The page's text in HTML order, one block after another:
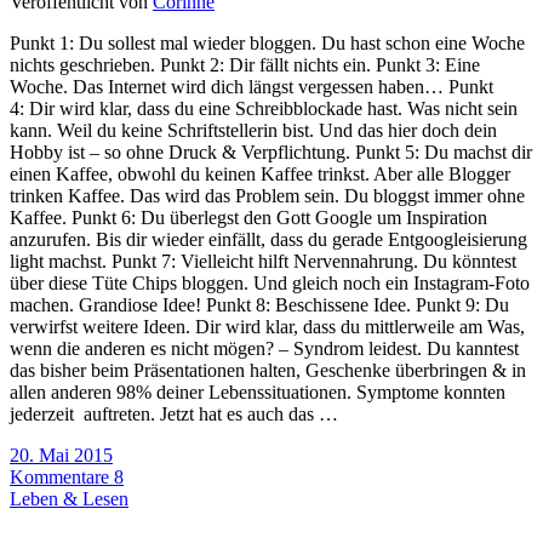
Punkt 1: Du sollest mal wieder bloggen. Du hast schon eine Woche
nichts geschrieben. Punkt 2: Dir fällt nichts ein. Punkt 3: Eine
Woche. Das Internet wird dich längst vergessen haben… Punkt
4: Dir wird klar, dass du eine Schreibblockade hast. Was nicht sein
kann. Weil du keine Schriftstellerin bist. Und das hier doch dein
Hobby ist – so ohne Druck & Verpflichtung. Punkt 5: Du machst dir
einen Kaffee, obwohl du keinen Kaffee trinkst. Aber alle Blogger
trinken Kaffee. Das wird das Problem sein. Du bloggst immer ohne
Kaffee. Punkt 6: Du überlegst den Gott Google um Inspiration
anzurufen. Bis dir wieder einfällt, dass du gerade Entgoogleisierung
light machst. Punkt 7: Vielleicht hilft Nervennahrung. Du könntest
über diese Tüte Chips bloggen. Und gleich noch ein Instagram-Foto
machen. Grandiose Idee! Punkt 8: Beschissene Idee. Punkt 9: Du
verwirfst weitere Ideen. Dir wird klar, dass du mittlerweile am Was,
wenn die anderen es nicht mögen? – Syndrom leidest. Du kanntest
das bisher beim Präsentationen halten, Geschenke überbringen & in
allen anderen 98% deiner Lebenssituationen. Symptome konnten
jederzeit auftreten. Jetzt hat es auch das …
20. Mai 2015
Kommentare 8
Leben & Lesen